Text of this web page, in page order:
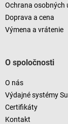
Ochrana osobných
Doprava a cena
Výmena a vrátenie
O spoločnosti
O nás
Výdajné systémy
Certifikáty
Kontakt